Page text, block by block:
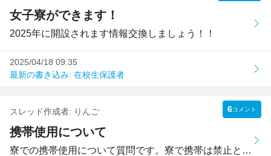
女子寮ができます！
2025年に開設されます情報交換しましょう！！
2025/04/18 09:35
最新の書き込み: 在校生保護者
スレッド作成者: りんご 6コメント
携帯使用について
寮での携帯使用について質問です。寮で携帯は禁止と聞きまし...